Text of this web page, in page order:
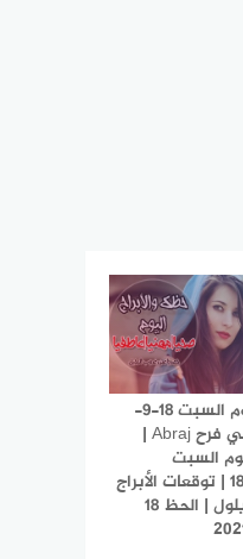
ابراج اليوم السبت 18-9-
2021 ماغي فرح Abraj |
السبت
18/9/2021 | توقعات الأبراج
السبت أيلول | الحظ 18